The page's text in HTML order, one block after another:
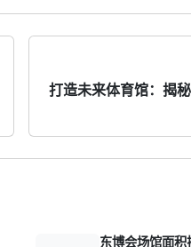
打造未来体育馆：揭
东博会场馆面